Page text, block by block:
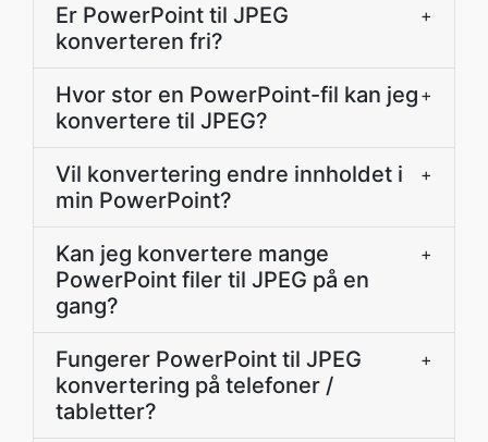
Er PowerPoint til JPEG
konverteren fri?
+
Hvor stor en PowerPoint-fil kan jeg
konvertere til JPEG?
+
Vil konvertering endre innholdet i
min PowerPoint?
+
Kan jeg konvertere mange
PowerPoint filer til JPEG på en
gang?
+
Fungerer PowerPoint til JPEG
konvertering på telefoner /
tabletter?
+